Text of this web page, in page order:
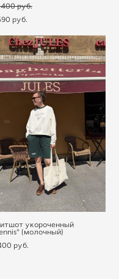
400 pуб.
pуб.
укороченный
(молочный)
pуб.